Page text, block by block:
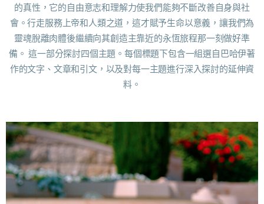
的真性，它的自由意志和理解力使我們能夠不斷改善自身與社
會。行走服務上帝和人類之道，這才賦予生命以意義，讓我們為
靈魂脫離肉體後繼續向其創造主靠近的永恆旅程那一刻做好準
備。 這一部分探討四個主題。每個標題下包含一組選自巴哈伊著
作的文字、文章和引文，以及對每一主題進行深入探討的延伸資
料。